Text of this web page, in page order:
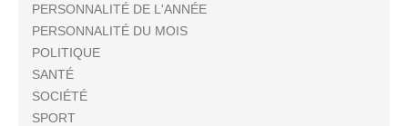
PERSONNALITÉ DE L'ANNÉE
PERSONNALITÉ DU MOIS
POLITIQUE
SANTÉ
SOCIÉTÉ
SPORT